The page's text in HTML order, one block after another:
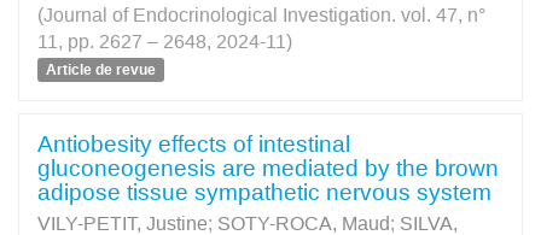
(Journal of Endocrinological Investigation. vol. 47, n°
11, pp. 2627 – 2648, 2024-11)
Article de revue
Antiobesity effects of intestinal
gluconeogenesis are mediated by the brown
adipose tissue sympathetic nervous system
VILY-PETIT, Justine; SOTY-ROCA, Maud; SILVA,